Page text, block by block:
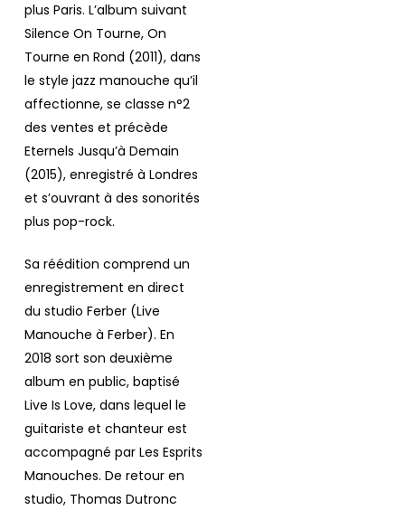
plus Paris. L’album suivant
Silence On Tourne, On
Tourne en Rond (2011), dans
le style jazz manouche qu’il
affectionne, se classe n°2
des ventes et précède
Eternels Jusqu’à Demain
(2015), enregistré à Londres
et s’ouvrant à des sonorités
plus pop-rock.
Sa réédition comprend un
enregistrement en direct
du studio Ferber (Live
Manouche à Ferber). En
2018 sort son deuxième
album en public, baptisé
Live Is Love, dans lequel le
guitariste et chanteur est
accompagné par Les Esprits
Manouches. De retour en
studio, Thomas Dutronc